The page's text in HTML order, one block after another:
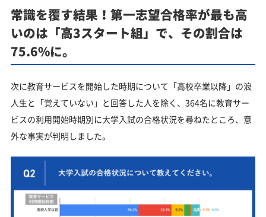
常識を覆す結果！第一志望合格率が最も高
いのは「高3スタート組」で、その割合は
75.6%に。
次に教育サービスを開始した時期について「高校卒業以降」の浪
人生と「覚えていない」と回答した人を除く、364名に教育サー
ビスの利用開始時期別に大学入試の合格状況を尋ねたところ、意
外な事実が判明しました。